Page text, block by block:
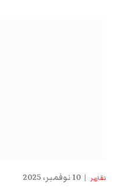
تقارير 10 نوفمبر، 2025